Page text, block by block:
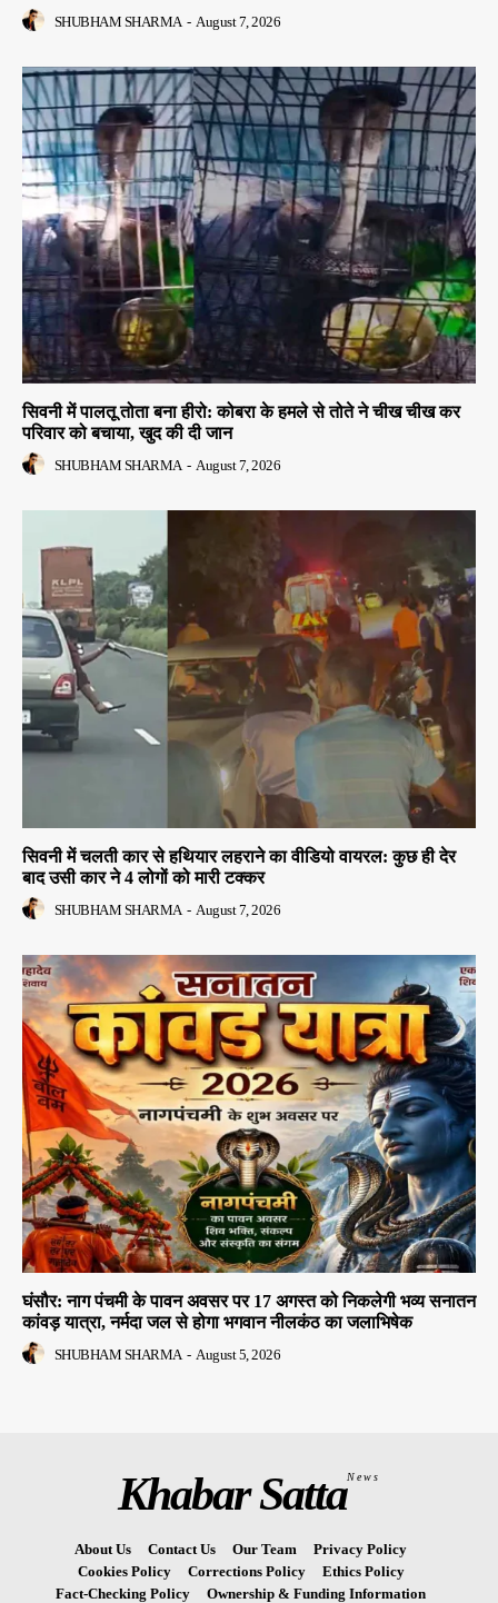
SHUBHAM SHARMA - August 7, 2026
सिवनी में पालतू तोता बना हीरो: कोबरा के हमले से तोते ने चीख चीख कर
परिवार को बचाया, खुद की दी जान
SHUBHAM SHARMA - August 7, 2026
सिवनी में चलती कार से हथियार लहराने का वीडियो वायरल: कुछ ही देर
बाद उसी कार ने 4 लोगों को मारी टक्कर
SHUBHAM SHARMA - August 7, 2026
घंसौर: नाग पंचमी के पावन अवसर पर 17 अगस्त को निकलेगी भव्य सनातन
कांवड़ यात्रा, नर्मदा जल से होगा भगवान नीलकंठ का जलाभिषेक
SHUBHAM SHARMA - August 5, 2026
Khabar SattaNews
About Us Contact Us Our Team
Privacy Policy
Cookies Policy
Corrections Policy
Ethics Policy
Fact-Checking Policy
Ownership & Funding Information